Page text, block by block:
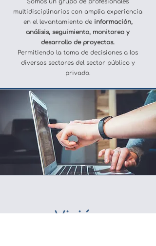
Somos un grupo de profesionales
multidisciplinarios con amplia experiencia
en el levantamiento de información,
análisis, seguimiento, monitoreo y
desarrollo de proyectos.
Permitiendo la toma de decisiones a los
diversos sectores del sector público y
privado.
Visión